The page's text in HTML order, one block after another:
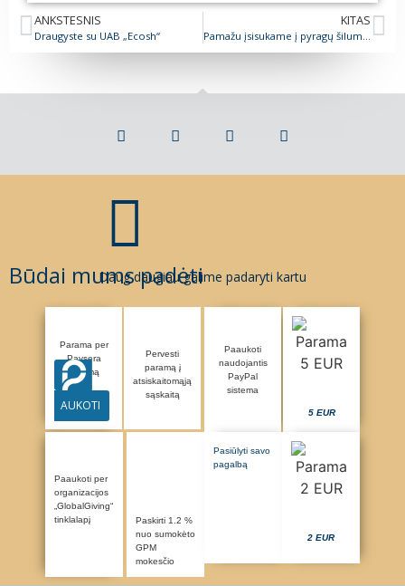
AČIŪ Lietuvos banko kolektyvui
AČIŪ Lietuvos banko kolektyvui
AČIŪ Lietuvos banko kolektyvui
AČIŪ Lietuvos banko kolektyvui
AČIŪ Lietuvos banko kolektyvui
AČIŪ Lietuvos banko kolektyvui
AČIŪ Lietuvos banko kolektyvui
AČIŪ Lietuvos banko kolektyvui
AČIŪ Lietuvos banko kolektyvui
AČIŪ Lietuvos banko kolektyvui
AČIŪ Lietuvos banko kolektyvui
AČIŪ Lietuvos banko kolektyvui
AČIŪ Lietuvos banko kolektyvui
AČIŪ Lietuvos banko kolektyvui
ANKSTESNIS
Draugyste su UAB „Ecosh“
KITAS
Būdai mums padėti
Daug daugiau galime padaryti kartu
Parama per
Paysera
sistemą
AUKOTI
Pervesti
paramą į
atsiskaitomąją
sąskaitą
Paaukoti
naudojantis
PayPal
sistema
5 EUR
Paaukoti per
organizacijos
„GlobalGiving“
tinklalapį
Paskirti 1.2 %
nuo sumokėto
GPM
mokesčio
Pasiūlyti savo
pagalbą
2 EUR